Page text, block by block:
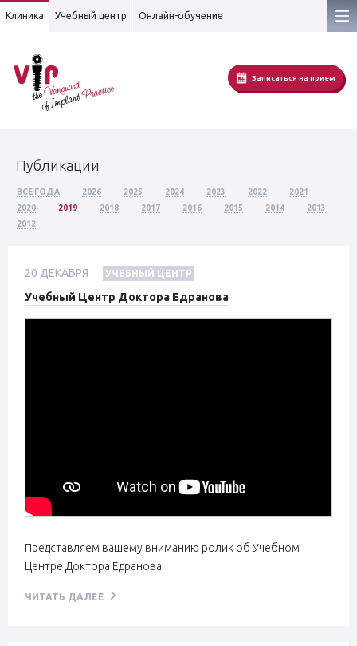
Клиника Учебный центр Онлайн-обучение
Записаться на прием
Публикации
ВСЕ ГОДА 2026 2025 2024 2023 2022
2021
2020
2019 2018 2017 2016 2015 2014
2013
2012
20 ДЕКАБРЯ УЧЕБНЫЙ ЦЕНТР
Учебный Центр Доктора Едранова
Представляем вашему вниманию ролик об Учебном
Центре Доктора Едранова.
ЧИТАТЬ ДАЛЕЕ